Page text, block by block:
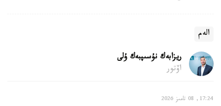
الەم
ريزابەك نۇسىپبەك ۇلى
اۆتور
17:24, 08 تامىز 2026